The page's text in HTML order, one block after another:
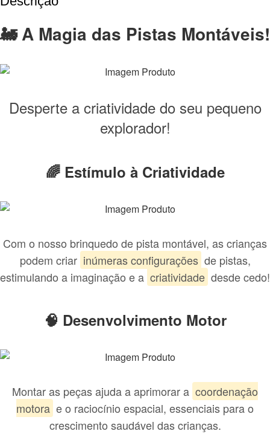
🚂 A Magia das Pistas Montáveis!
Desperte a criatividade do seu pequeno
explorador!
🌈 Estímulo à Criatividade
Com o nosso brinquedo de pista montável, as crianças
podem criar inúmeras configurações de pistas,
estimulando a imaginação e a criatividade desde cedo!
🧠 Desenvolvimento Motor
Montar as peças ajuda a aprimorar a coordenação
motora e o raciocínio espacial, essenciais para o
crescimento saudável das crianças.